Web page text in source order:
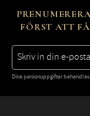
FÖRST ATT
Dina personuppgifter